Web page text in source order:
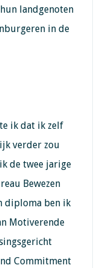
landgenoten
in de
ik dat ik zelf
verder zou
de twee jarige
Bewezen
diploma ben ik
Motiverende
Commitment